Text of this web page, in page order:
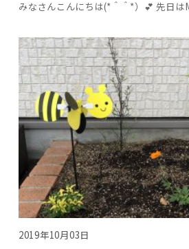
みなさんこんにちは(*＾＾*）💕 先日
2019年10月03日